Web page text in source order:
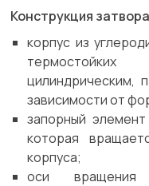
Конструкция
корпус из
цилиндрическим,
зависимости от
запорный
которая
корпуса;
оси